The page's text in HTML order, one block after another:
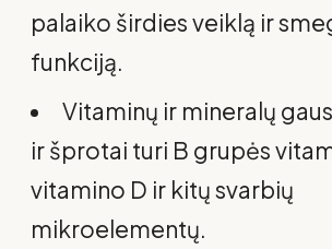
palaiko širdies veiklą ir
funkciją.
Vitaminų ir mineralų
ir šprotai turi B grupės
vitamino D ir kitų svarbių
mikroelementų.